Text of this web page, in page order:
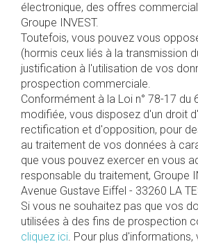
électronique, des offres
Groupe INVEST.
Toutefois, vous pouvez vous
(hormis ceux liés à la transmission
justification à l'utilisation de vos
prospection commerciale.
Conformément à la Loi n° 78-17 du
modifiée, vous disposez d'un droit
rectification et d'opposition, pour
au traitement de vos données à
que vous pouvez exercer en vous
responsable du traitement, Groupe
Avenue Gustave Eiffel - 33260 LA
Si vous ne souhaitez pas que vos
utilisées à des fins de prospection
cliquez ici. Pour plus d'informations,